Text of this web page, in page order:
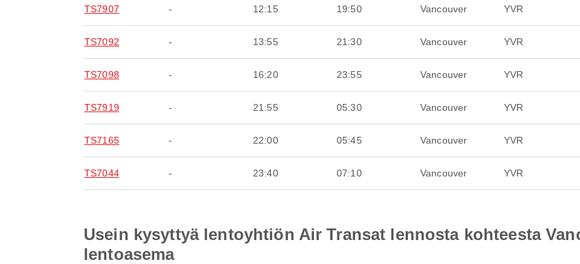
TS7907 - 12:15 19:50 Vancouver YVR
TS7092 - 13:55 21:30 Vancouver YVR
TS7098 - 16:20 23:55 Vancouver YVR
TS7919 - 21:55 05:30 Vancouver YVR
TS7165 - 22:00 05:45 Vancouver YVR
TS7044 - 23:40 07:10 Vancouver YVR
Usein kysyttyä lentoyhtiön Air Transat lennosta kohteesta
lentoasema